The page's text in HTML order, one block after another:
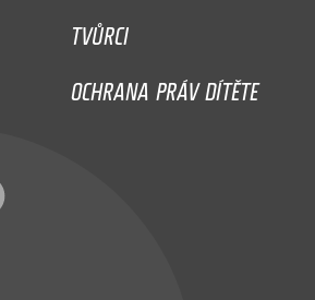
TVŮRCI
OCHRANA PRÁV DÍTĚTE